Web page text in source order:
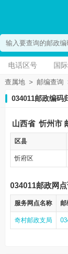
电话区号 国
查属地 > 邮编查询
034011邮政编码
山西省 忻州市
区县
忻府区
034011邮政网
服务网点名称 邮
奇村邮政支局